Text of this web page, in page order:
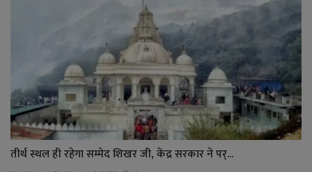
तीर्थ स्थल ही रहेगा सम्मेद शिखर जी, केंद्र सरकार ने पर्...